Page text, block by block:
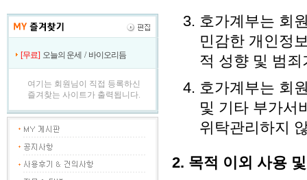
[무료] 오늘의 운세 / 바이오리듬
여기는 회원님이 직접 등록하신
즐겨찾는 사이트가 출력됩니다.
호가계부는 회
민감한 개인정
적 성향 및 범
호가계부는 회
및 기타 부가서
위탁관리하지
2. 목적 이외 사용